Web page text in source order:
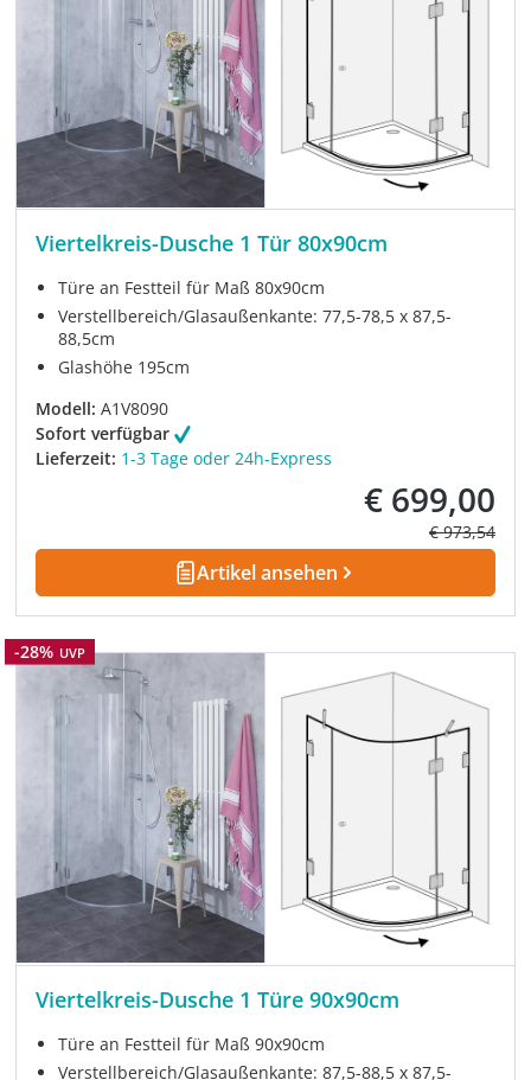
Viertelkreis-Dusche 1 Tür 80x90cm
Türe an Festteil für Maß 80x90cm
Verstellbereich/Glasaußenkante: 77,5-78,5 x 87,5-
88,5cm
Glashöhe 195cm
Modell: A1V8090
Sofort verfügbar
Lieferzeit: 1-3 Tage oder 24h-Express
Verkaufspreis:
€ 699,00
Regulärer
€ 973,54
Artikel ansehen
Rabatt
-28% UVP
Viertelkreis-Dusche 1 Türe 90x90cm
Türe an Festteil für Maß 90x90cm
Verstellbereich/Glasaußenkante: 87,5-88,5 x 87,5-